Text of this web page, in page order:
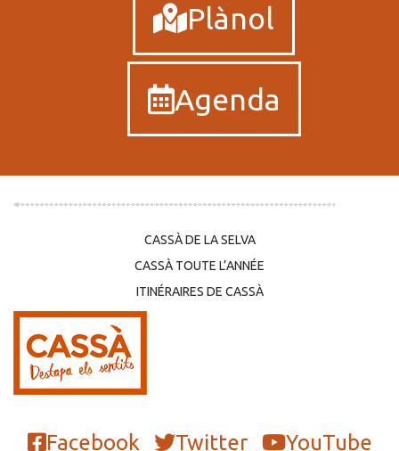
Plànol
Agenda
CASSÀ DE LA SELVA
CASSÀ TOUTE L’ANNÉE
ITINÉRAIRES DE CASSÀ
Facebook Twitter YouTube